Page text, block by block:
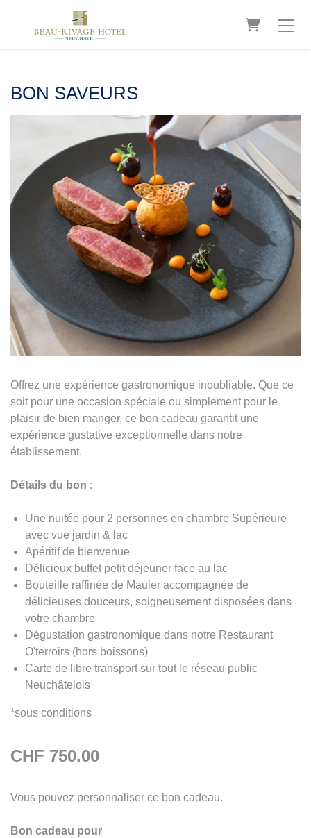
PANIER
BON SAVEURS
Offrez une expérience gastronomique inoubliable. Que ce
soit pour une occasion spéciale ou simplement pour le
plaisir de bien manger, ce bon cadeau garantit une
expérience gustative exceptionnelle dans notre
établissement.
Détails du bon :
Une nuitée pour 2 personnes en chambre Supérieure
avec vue jardin & lac
Apéritif de bienvenue
Délicieux buffet petit déjeuner face au lac
Bouteille raffinée de Mauler accompagnée de
délicieuses douceurs, soigneusement disposées dans
votre chambre
Dégustation gastronomique dans notre Restaurant
O'terroirs (hors boissons)
Carte de libre transport sur tout le réseau public
Neuchâtelois
*sous conditions
CHF 750.00
Vous pouvez personnaliser ce bon cadeau.
Bon cadeau pour